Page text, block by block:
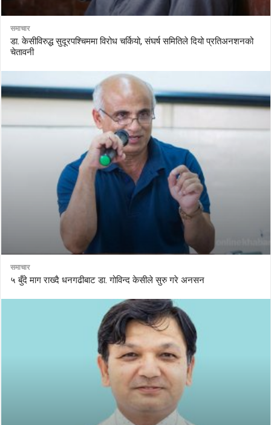
समाचार
डा. केसीविरुद्ध सुदूरपश्चिममा विरोध चर्कियो, संघर्ष समितिले दियो प्रतिअनशनको
चेतावनी
समाचार
५ बुँदे माग राख्दै धनगढीबाट डा. गोविन्द केसीले सुरु गरे अनसन